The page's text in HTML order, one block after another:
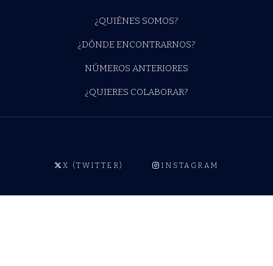
¿QUIÉNES SOMOS?
¿DÓNDE ENCONTRARNOS?
NÚMEROS ANTERIORES
¿QUIERES COLABORAR?
X (TWITTER) INSTAGRAM